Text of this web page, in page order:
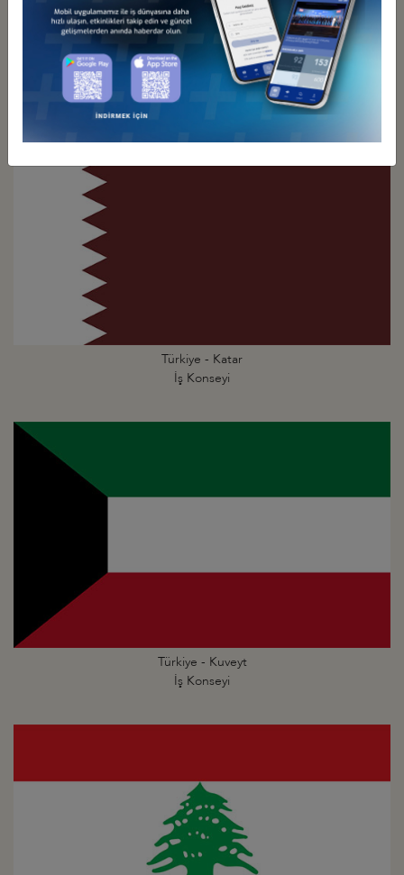
Türkiye - İran
İş Konseyi
Türkiye - Katar
İş Konseyi
Türkiye - Kuveyt
İş Konseyi